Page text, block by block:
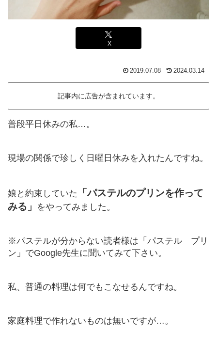
X
2019.07.08 2024.03.14
記事内に広告が含まれています。
普段平日休みの私…。
現場の関係で珍しく日曜日休みを入れたんですね。
娘と約束していた
「パステルのプリンを作って
みる」
をやってみました。
※パステルが分からない読者様は「パステル プリ
ン」でGoogle先生に聞いてみて下さい。
私、普通の料理は何でもこなせるんですね。
家庭料理で作れないものは無いですが…。